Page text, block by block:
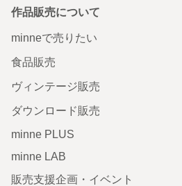
作品販売について
minneで売りたい
食品販売
ヴィンテージ販売
ダウンロード販売
minne PLUS
minne LAB
販売支援企画・イベント